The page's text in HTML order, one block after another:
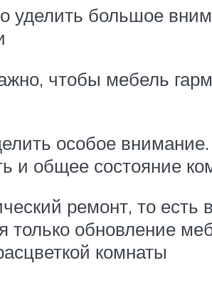
уделить большое
чтобы мебель
особое
и общее состояние
ремонт, то
только обновление
комнаты